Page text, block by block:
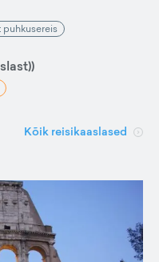
puhkusereis
Kõik reisikaaslased